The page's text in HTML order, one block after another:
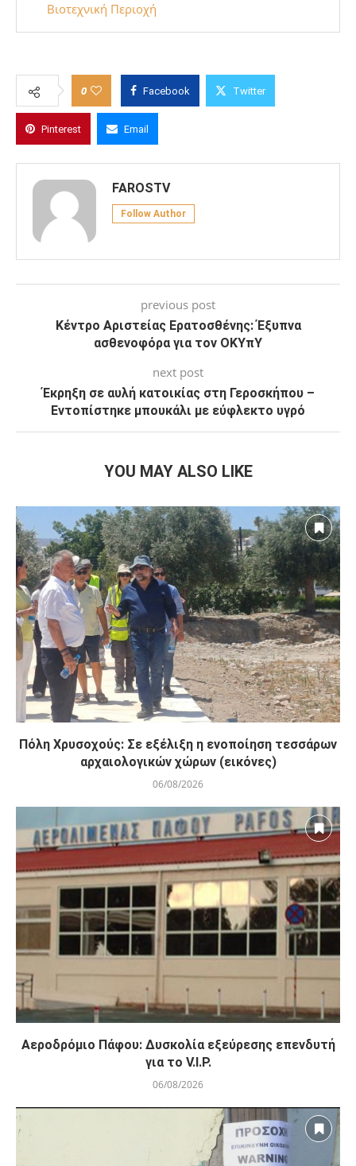
Βιοτεχνική Περιοχή
0 Facebook Twitter
Pinterest Email
FAROSTV
Follow Author
previous post
Κέντρο Αριστείας Ερατοσθένης: Έξυπνα
ασθενοφόρα για τον ΟΚΥπΥ
next post
Έκρηξη σε αυλή κατοικίας στη Γεροσκήπου –
Εντοπίστηκε μπουκάλι με εύφλεκτο υγρό
YOU MAY ALSO LIKE
Πόλη Χρυσοχούς: Σε εξέλιξη η ενοποίηση τεσσάρων
αρχαιολογικών χώρων (εικόνες)
06/08/2026
Αεροδρόμιο Πάφου: Δυσκολία εξεύρεσης επενδυτή
για το V.I.P.
06/08/2026